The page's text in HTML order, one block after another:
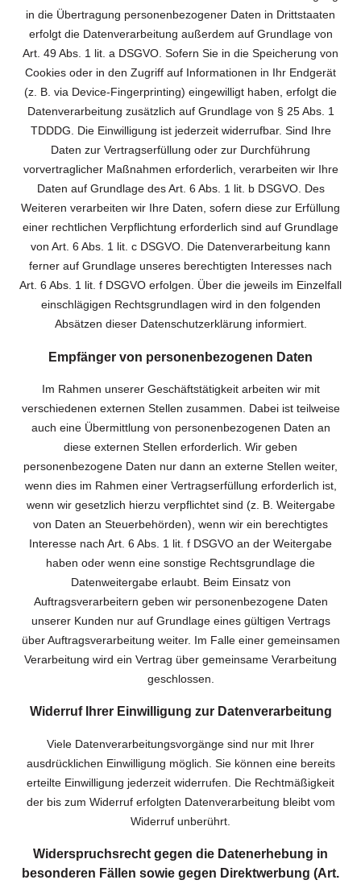
in die Übertragung personenbezogener Daten in Drittstaaten
erfolgt die Datenverarbeitung außerdem auf Grundlage von
Art. 49 Abs. 1 lit. a DSGVO. Sofern Sie in die Speicherung von
Cookies oder in den Zugriff auf Informationen in Ihr Endgerät
(z. B. via Device-Fingerprinting) eingewilligt haben, erfolgt die
Datenverarbeitung zusätzlich auf Grundlage von § 25 Abs. 1
TDDDG. Die Einwilligung ist jederzeit widerrufbar. Sind Ihre
Daten zur Vertragserfüllung oder zur Durchführung
vorvertraglicher Maßnahmen erforderlich, verarbeiten wir Ihre
Daten auf Grundlage des Art. 6 Abs. 1 lit. b DSGVO. Des
Weiteren verarbeiten wir Ihre Daten, sofern diese zur Erfüllung
einer rechtlichen Verpflichtung erforderlich sind auf Grundlage
von Art. 6 Abs. 1 lit. c DSGVO. Die Datenverarbeitung kann
ferner auf Grundlage unseres berechtigten Interesses nach
Art. 6 Abs. 1 lit. f DSGVO erfolgen. Über die jeweils im Einzelfall
einschlägigen Rechtsgrundlagen wird in den folgenden
Absätzen dieser Datenschutzerklärung informiert.
Empfänger von personenbezogenen Daten
Im Rahmen unserer Geschäftstätigkeit arbeiten wir mit
verschiedenen externen Stellen zusammen. Dabei ist teilweise
auch eine Übermittlung von personenbezogenen Daten an
diese externen Stellen erforderlich. Wir geben
personenbezogene Daten nur dann an externe Stellen weiter,
wenn dies im Rahmen einer Vertragserfüllung erforderlich ist,
wenn wir gesetzlich hierzu verpflichtet sind (z. B. Weitergabe
von Daten an Steuerbehörden), wenn wir ein berechtigtes
Interesse nach Art. 6 Abs. 1 lit. f DSGVO an der Weitergabe
haben oder wenn eine sonstige Rechtsgrundlage die
Datenweitergabe erlaubt. Beim Einsatz von
Auftragsverarbeitern geben wir personenbezogene Daten
unserer Kunden nur auf Grundlage eines gültigen Vertrags
über Auftragsverarbeitung weiter. Im Falle einer gemeinsamen
Verarbeitung wird ein Vertrag über gemeinsame Verarbeitung
geschlossen.
Widerruf Ihrer Einwilligung zur Datenverarbeitung
Viele Datenverarbeitungsvorgänge sind nur mit Ihrer
ausdrücklichen Einwilligung möglich. Sie können eine bereits
erteilte Einwilligung jederzeit widerrufen. Die Rechtmäßigkeit
der bis zum Widerruf erfolgten Datenverarbeitung bleibt vom
Widerruf unberührt.
Widerspruchsrecht gegen die Datenerhebung in
besonderen Fällen sowie gegen Direktwerbung (Art.